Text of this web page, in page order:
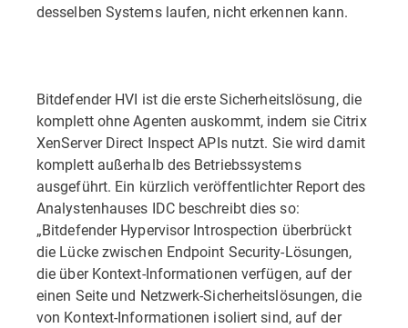
desselben Systems laufen, nicht erkennen kann.
Bitdefender HVI ist die erste Sicherheitslösung, die
komplett ohne Agenten auskommt, indem sie Citrix
XenServer Direct Inspect APIs nutzt. Sie wird damit
komplett außerhalb des Betriebssystems
ausgeführt. Ein kürzlich veröffentlichter Report des
Analystenhauses IDC beschreibt dies so:
„Bitdefender Hypervisor Introspection überbrückt
die Lücke zwischen Endpoint Security-Lösungen,
die über Kontext-Informationen verfügen, auf der
einen Seite und Netzwerk-Sicherheitslösungen, die
von Kontext-Informationen isoliert sind, auf der